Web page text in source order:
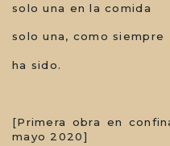
solo una en la comida
solo una, como siempre
ha sido.
[Primera obra en
mayo 2020]